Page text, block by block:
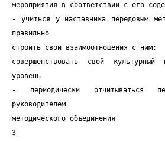
мероприятия в соответствии с его
- учиться у наставника передовым
правильно
строить свои взаимоотношения с ним;
совершенствовать свой культурный
уровень
- периодически отчитываться
руководителем
методического объединения
3